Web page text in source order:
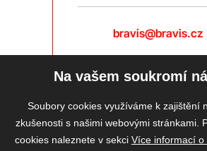
bravis@bravis.cz
Na vašem soukromí
Soubory cookies využíváme k zajištění
zkušenosti s našimi webovými stránkami.
cookies naleznete v sekci Více informací o